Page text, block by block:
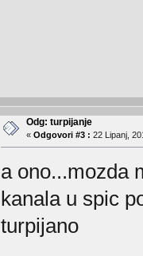
Odg: turpijanje
« Odgovori #3 : 22 Lipanj,
a ono...mozda
kanala u spic
turpijano